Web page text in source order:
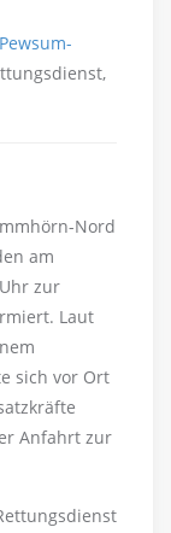
Nord
am
zur
Laut
sich vor Ort
Anfahrt zur